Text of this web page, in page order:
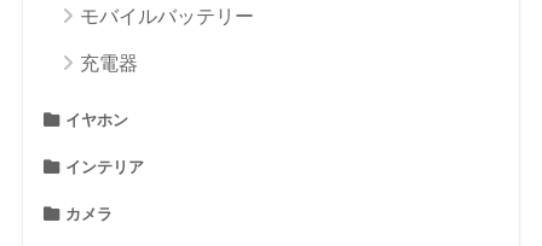
モバイルバッテリー
充電器
イヤホン
インテリア
カメラ